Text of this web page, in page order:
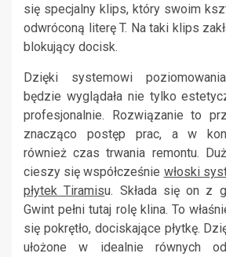
się specjalny klips, który swoim
odwróconą literę T. Na taki klips
blokujący docisk.
Dzięki systemowi
będzie wyglądała nie tylko
profesjonalnie. Rozwiązanie to
znacząco postęp prac, a w
również czas trwania remontu.
cieszy się współcześnie włoski
płytek Tiramisu. Składa się on z
Gwint pełni tutaj rolę klina. To
się pokrętło, dociskające płytkę.
ułożone w idealnie równych